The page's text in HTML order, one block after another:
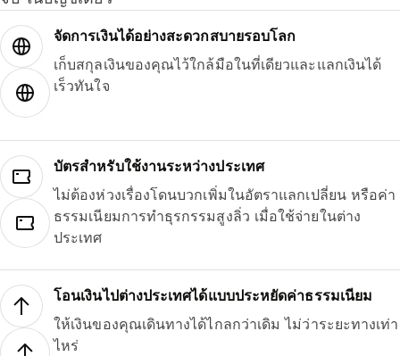
จัดการเงินได้อย่างสะดวกสบายรอบโลก
เก็บสกุลเงินของคุณไว้ใกล้มือในที่เดียวและแลกเงินได้
เร็วทันใจ
บัตรสำหรับใช้งานระหว่างประเทศ
ไม่ต้องห่วงเรื่องโดนบวกเพิ่มในอัตราแลกเปลี่ยน หรือค่า
ธรรมเนียมการทำธุรกรรมสูงลิ่ว เมื่อใช้จ่ายในต่าง
ประเทศ
โอนเงินไปต่างประเทศได้แบบประหยัดค่าธรรมเนียม
ให้เงินของคุณเดินทางได้ไกลกว่าเดิม ไม่ว่าระยะทางเท่า
ไหร่